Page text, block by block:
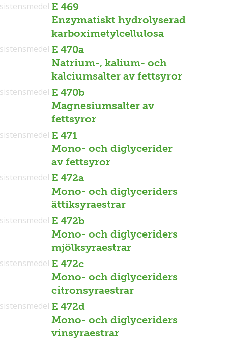
E 469
Enzymatiskt hydrolyserad
karboximetylcellulosa
E 470a
Natrium-, kalium- och
kalciumsalter av fettsyror
E 470b
Magnesiumsalter av
fettsyror
E 471
Mono- och diglycerider
av fettsyror
E 472a
Mono- och diglyceriders
ättiksyraestrar
E 472b
Mono- och diglyceriders
mjölksyraestrar
E 472c
Mono- och diglyceriders
citronsyraestrar
E 472d
Mono- och diglyceriders
vinsyraestrar